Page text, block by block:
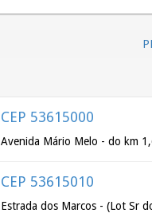
CEP 53615000
Avenida Mário Melo - do km
CEP 53615010
Estrada dos Marcos - (Lot Sr